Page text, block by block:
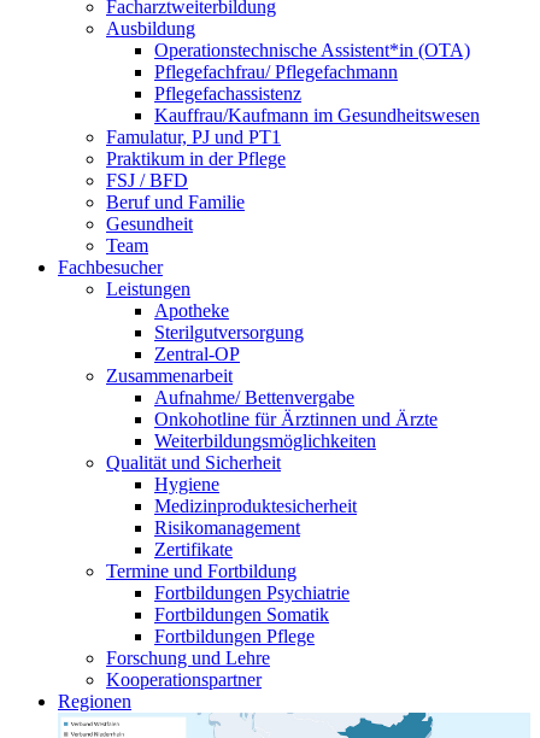
Facharztweiterbildung
Ausbildung
Operationstechnische Assistent*in (OTA)
Pflegefachfrau/ Pflegefachmann
Pflegefachassistenz
Kauffrau/Kaufmann im Gesundheitswesen
Famulatur, PJ und PT1
Praktikum in der Pflege
FSJ / BFD
Beruf und Familie
Gesundheit
Team
Fachbesucher
Leistungen
Apotheke
Sterilgutversorgung
Zentral-OP
Zusammenarbeit
Aufnahme/ Bettenvergabe
Onkohotline für Ärztinnen und Ärzte
Weiterbildungsmöglichkeiten
Qualität und Sicherheit
Hygiene
Medizinproduktesicherheit
Risikomanagement
Zertifikate
Termine und Fortbildung
Fortbildungen Psychiatrie
Fortbildungen Somatik
Fortbildungen Pflege
Forschung und Lehre
Kooperationspartner
Regionen